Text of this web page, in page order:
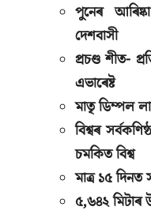
পুনেৰ
দেশবাসী
প্ৰচণ্ড শীত-
এভাৰেষ্ট
মাতৃ ডিম্পল
বিশ্বৰ
চমকিত বিশ্ব
মাত্ৰ ১৫
৫,৬৪২ মিটাৰ